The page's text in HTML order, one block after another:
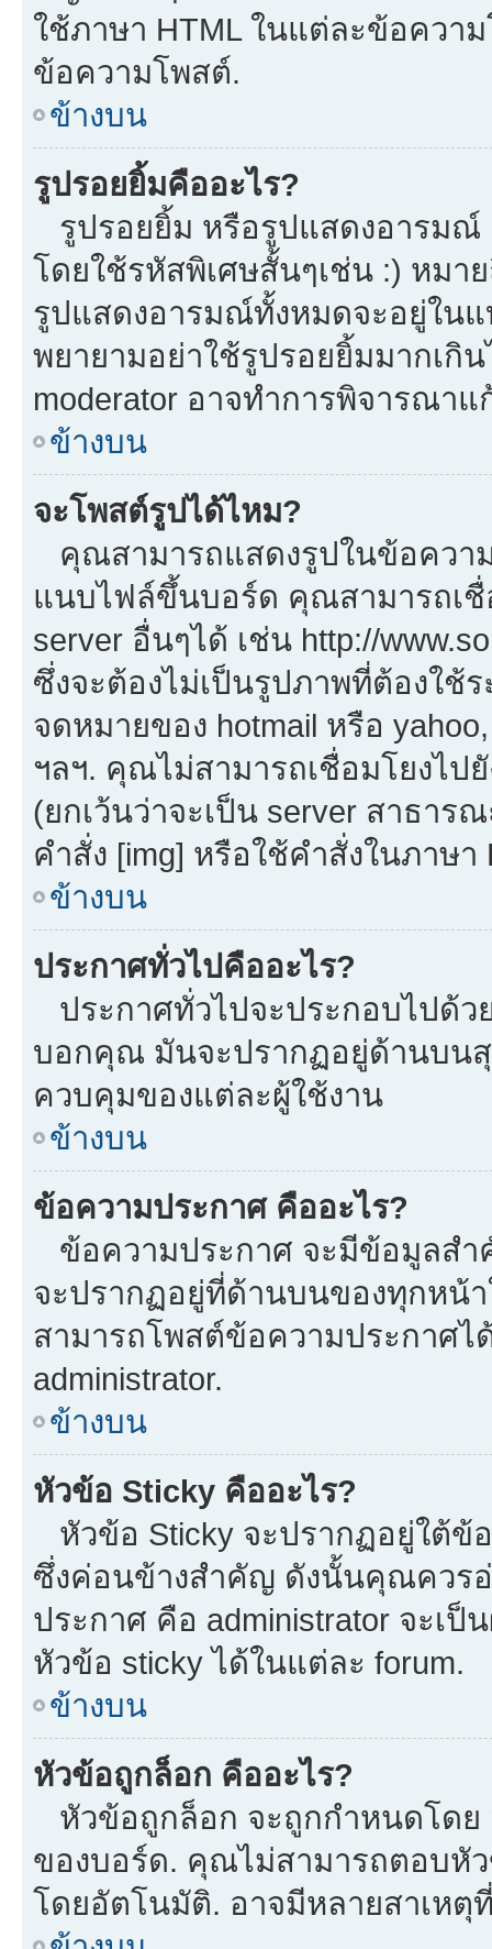
ใช้ภาษา HTML ในแต่ละข้อคว
ข้อความโพสต์.
ข้างบน
รูปรอยยิ้มคืออะไร?
รูปรอยยิ้ม หรือรูปแสดงอารมณ์
โดยใช้รหัสพิเศษสั้นๆเช่น :) หมา
รูปแสดงอารมณ์ทั้งหมดจะอยู่ใน
พยายามอย่าใช้รูปรอยยิ้มมากเกิ
moderator อาจทำการพิจารณา
ข้างบน
จะโพสต์รูปได้ไหม?
คุณสามารถแสดงรูปในข้อควา
แนบไฟล์ขึ้นบอร์ด คุณสามารถเชื่
server อื่นๆได้ เช่น http://
ซึ่งจะต้องไม่เป็นรูปภาพที่ต้องใช้
จดหมายของ hotmail หรือ
ฯลฯ. คุณไม่สามารถเชื่อมโยงไป
(ยกเว้นว่าจะเป็น server สาธาร
คำสั่ง [img] หรือใช้คำสั่งในภาษ
ข้างบน
ประกาศทั่วไปคืออะไร?
ประกาศทั่วไปจะประกอบไปด้
บอกคุณ มันจะปรากฏอยู่ด้านบน
ควบคุมของแต่ละผู้ใช้งาน
ข้างบน
ข้อความประกาศ คืออะไร?
ข้อความประกาศ จะมีข้อมูลส
จะปรากฏอยู่ที่ด้านบนของทุกหน้
สามารถโพสต์ข้อความประกาศ
administrator.
ข้างบน
หัวข้อ Sticky คืออะไร?
หัวข้อ Sticky จะปรากฏอยู่ใต้ข้
ซึ่งค่อนข้างสำคัญ ดังนั้นคุณควรอ่
ประกาศ คือ administrator จะเ
หัวข้อ sticky ได้ในแต่ละ forum.
ข้างบน
หัวข้อถูกล็อก คืออะไร?
หัวข้อถูกล็อก จะถูกกำหนดโดย
ของบอร์ด. คุณไม่สามารถตอบหั
โดยอัตโนมัติ. อาจมีหลายสาเหตุ